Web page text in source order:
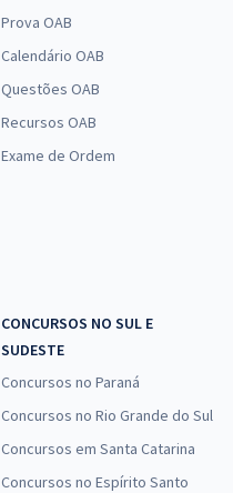
Prova OAB
Calendário OAB
Questões OAB
Recursos OAB
Exame de Ordem
CONCURSOS NO SUL E
SUDESTE
Concursos no Paraná
Concursos no Rio Grande do Sul
Concursos em Santa Catarina
Concursos no Espírito Santo